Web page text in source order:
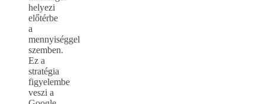
helyezi
előtérbe
a
mennyiséggel
szemben.
Ez a
stratégia
figyelembe
veszi a